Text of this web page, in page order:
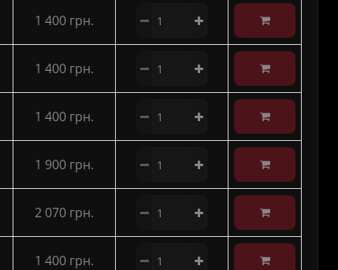
1 400 грн.
1 400 грн.
1 400 грн.
1 900 грн.
2 070 грн.
1 400 грн.